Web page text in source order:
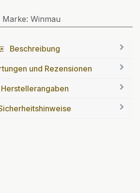
Marke: Winmau
Beschreibung
und Rezensionen
Herstellerangaben